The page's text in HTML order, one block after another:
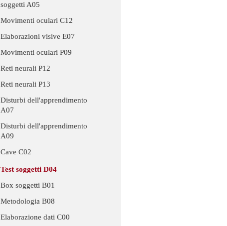
soggetti A05
Movimenti oculari C12
Elaborazioni visive E07
Movimenti oculari P09
Reti neurali P12
Reti neurali P13
Disturbi dell'apprendimento
A07
Disturbi dell'apprendimento
A09
Cave C02
Test soggetti D04
Box soggetti B01
Metodologia B08
Elaborazione dati C00